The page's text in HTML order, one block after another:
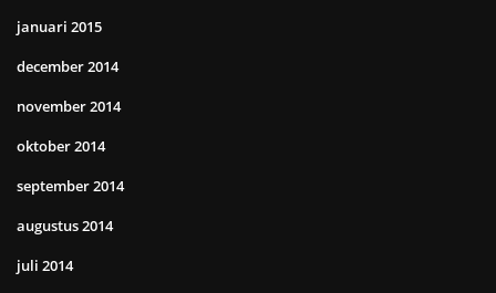
januari 2015
december 2014
november 2014
oktober 2014
september 2014
augustus 2014
juli 2014